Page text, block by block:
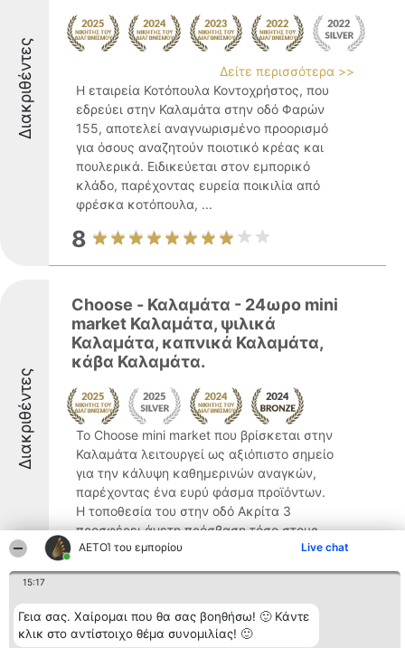
ΑΕΤΟΊ του εμπορίου Live chat
15:17
Γεια σας. Χαίρομαι που θα σας βοηθήσω! 🙂 Κάντε
κλικ στο αντίστοιχο θέμα συνομιλίας! 🙂
Διακριθέντες
Δείτε περισσότερα >>
Η εταιρεία Κοτόπουλα Κοντοχρήστος, που
εδρεύει στην Καλαμάτα στην οδό Φαρών
155, αποτελεί αναγνωρισμένο προορισμό
για όσους αναζητούν ποιοτικό κρέας και
πουλερικά. Ειδικεύεται στον εμπορικό
κλάδο, παρέχοντας ευρεία ποικιλία από
φρέσκα κοτόπουλα, ...
8
Διακριθέντες
Choose - Καλαμάτα - 24ωρο mini
market Καλαμάτα, ψιλικά
Καλαμάτα, καπνικά Καλαμάτα,
κάβα Καλαμάτα.
Το Choose mini market που βρίσκεται στην
Καλαμάτα λειτουργεί ως αξιόπιστο σημείο
για την κάλυψη καθημερινών αναγκών,
παρέχοντας ένα ευρύ φάσμα προϊόντων.
Η τοποθεσία του στην οδό Ακρίτα 3
προσφέρει άνετη πρόσβαση τόσο στους
τοπικούς κατοίκους ...
8.9